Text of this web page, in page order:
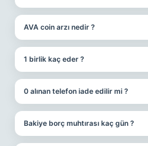
AVA coin arzı nedir ?
1 birlik kaç eder ?
0 alınan telefon iade edilir mi ?
Bakiye borç muhtırası kaç gün ?